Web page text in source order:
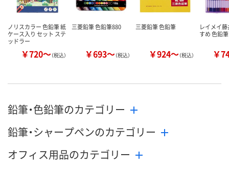
ノリスカラー 色鉛筆 紙
ケース入り セット ステ
ッドラー
￥720～（税込）
三菱鉛筆 色鉛筆880
￥693～（税込）
三菱鉛筆 色鉛筆
￥924～（税込）
レイメイ
すめ 色鉛
￥
鉛筆・色鉛筆のカテゴリー
鉛筆・シャープペンのカテゴリー
オフィス用品のカテゴリー